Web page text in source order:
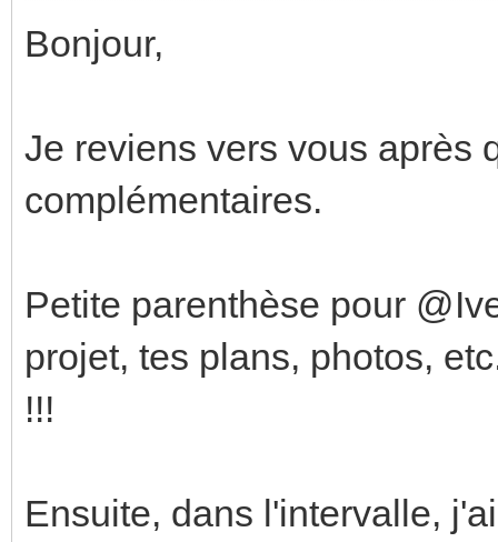
Bonjour,
Je reviens vers vous après
complémentaires.
Petite parenthèse pour
projet, tes plans, photos,
!!!
Ensuite, dans l'intervalle,